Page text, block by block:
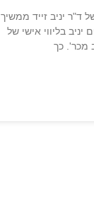
יניב זייד ממשיך
בליווי אישי של
מכר'. כך